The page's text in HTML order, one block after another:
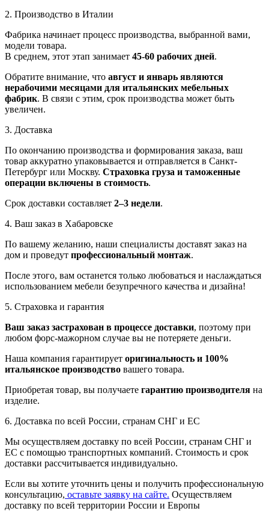
2. Производство в Италии
Фабрика начинает процесс производства, выбранной вами,
модели товара.
В среднем, этот этап занимает 45-60 рабочих дней.
Обратите внимание, что август и январь являются
нерабочими месяцами для итальянских мебельных
фабрик. В связи с этим, срок производства может быть
увеличен.
3. Доставка
По окончанию производства и формирования заказа, ваш
товар аккуратно упаковывается и отправляется в Санкт-
Петербург или Москву. Страховка груза и таможенные
операции включены в стоимость.
Срок доставки составляет 2–3 недели.
4. Ваш заказ в Хабаровске
По вашему желанию, наши специалисты доставят заказ на
дом и проведут профессиональный монтаж.
После этого, вам останется только любоваться и наслаждаться
использованием мебели безупречного качества и дизайна!
5. Страховка и гарантия
Ваш заказ застрахован в процессе доставки, поэтому при
любом форс-мажорном случае вы не потеряете деньги.
Наша компания гарантирует оригинальность и 100%
итальянское производство вашего товара.
Приобретая товар, вы получаете гарантию производителя на
изделие.
6. Доставка по всей России, странам СНГ и ЕС
Мы осуществляем доставку по всей России, странам СНГ и
ЕС с помощью транспортных компаний. Стоимость и срок
доставки рассчитывается индивидуально.
Если вы хотите уточнить цены и получить профессиональную
консультацию, оставьте заявку на сайте. Осуществляем
доставку по всей территории России и Европы